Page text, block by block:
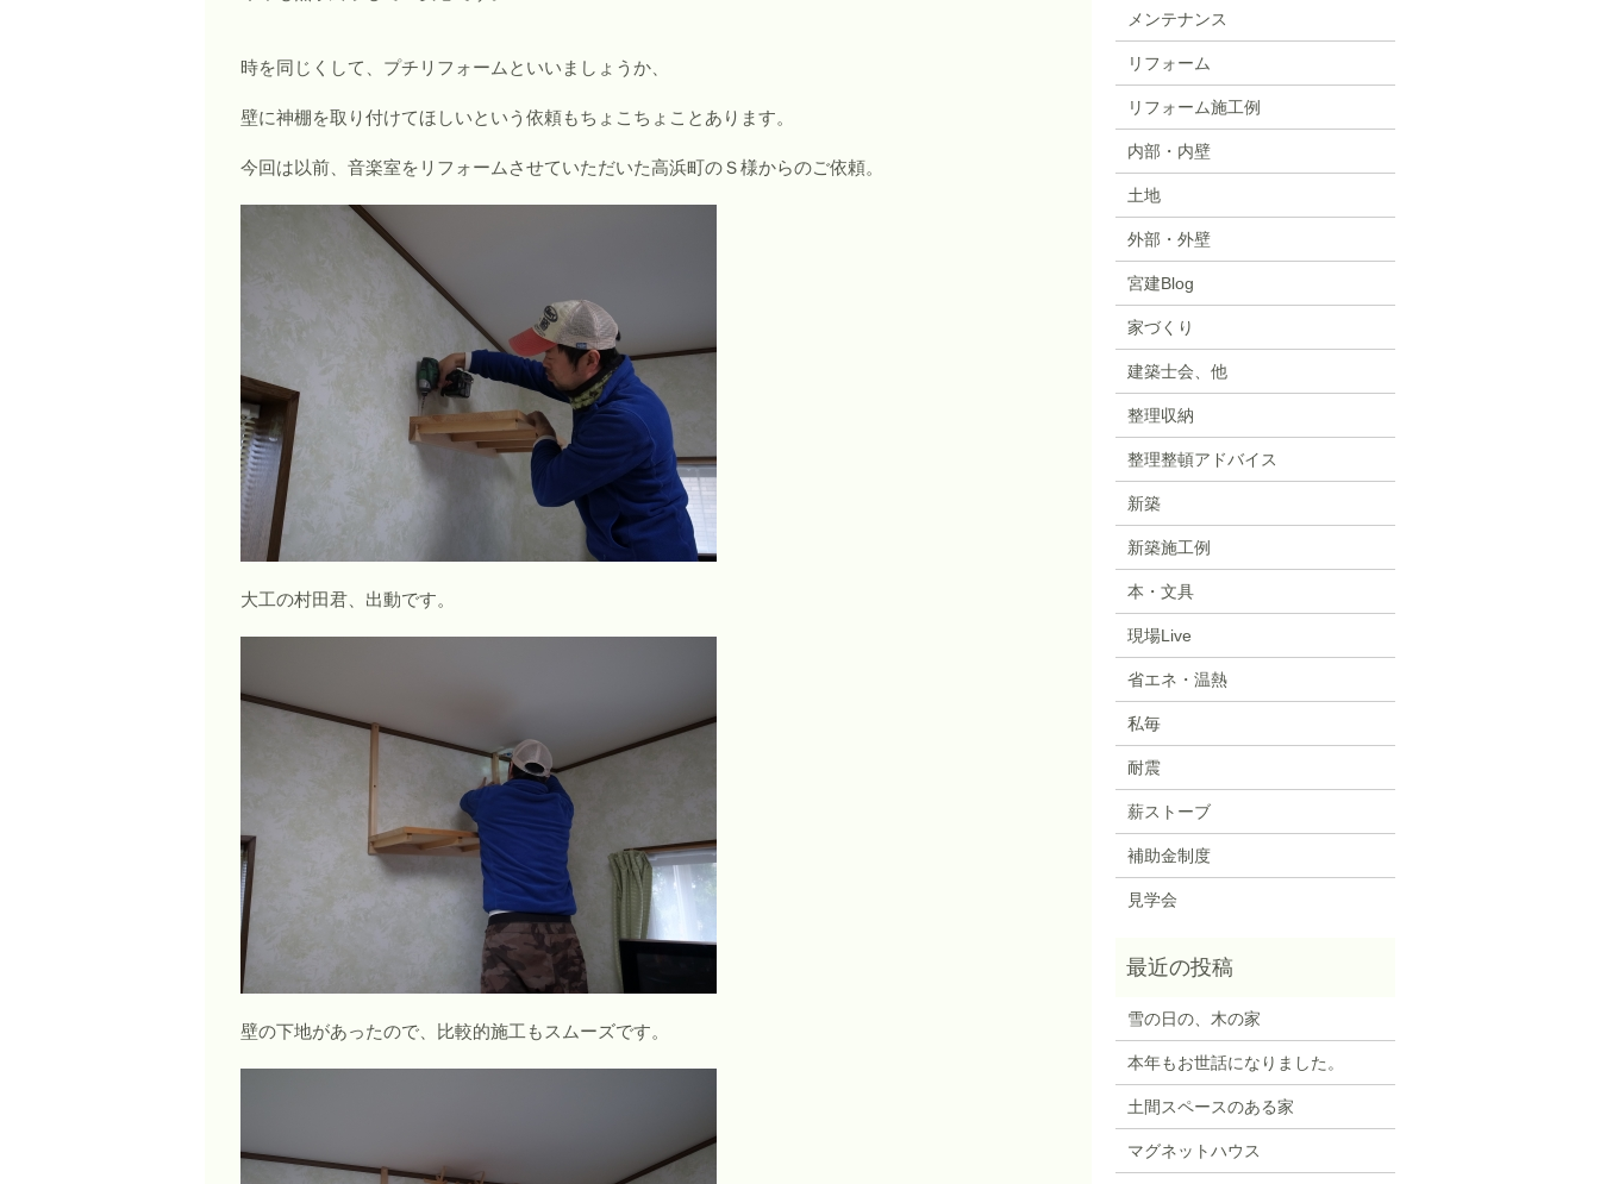
時を同じくして、プチリフォームといいましょうか、
壁に神棚を取り付けてほしいという依頼もちょこちょことあります。
今回は以前、音楽室をリフォームさせていただいた高浜町のＳ様からのご依頼。
大工の村田君、出動です。
壁の下地があったので、比較的施工もスムーズです。
メンテナンス
リフォーム
リフォーム施工例
内部・内壁
土地
外部・外壁
宮建Blog
家づくり
建築士会、他
整理収納
整理整頓アドバイス
新築
新築施工例
本・文具
現場Live
省エネ・温熱
私毎
耐震
薪ストーブ
補助金制度
見学会
雪の日の、木の家
本年もお世話になりました。
土間スペースのある家
マグネットハウス